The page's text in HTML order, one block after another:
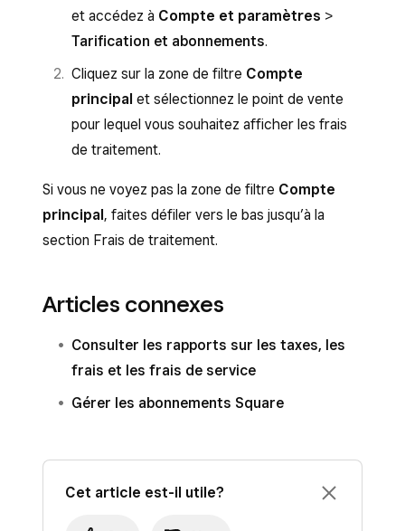
et accédez à Compte et paramètres >
Tarification et abonnements.
Cliquez sur la zone de filtre Compte
principal et sélectionnez le point de vente
pour lequel vous souhaitez afficher les frais
de traitement.
Si vous ne voyez pas la zone de filtre Compte
principal, faites défiler vers le bas jusqu’à la
section Frais de traitement.
Articles connexes
Consulter les rapports sur les taxes, les
frais et les frais de service
Gérer les abonnements Square
Cet article est-il utile?